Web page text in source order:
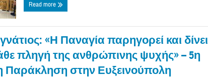
Read more
«Η Παναγία παρηγορεί και δίνει
πληγή της ανθρώπινης ψυχής» – 5η
Παράκληση στην Ευξεινούπολη